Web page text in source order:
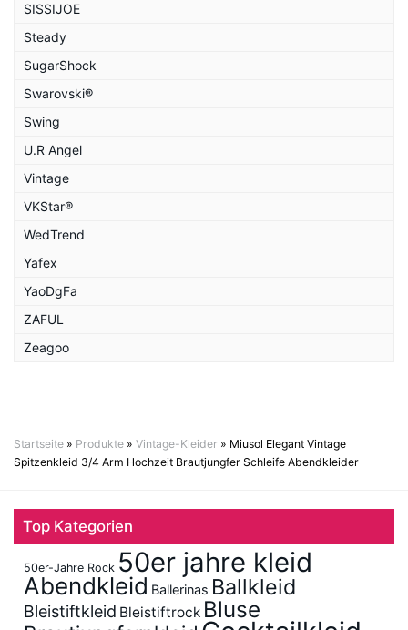
SISSIJOE
Steady
SugarShock
Swarovski®
Swing
U.R Angel
Vintage
VKStar®
WedTrend
Yafex
YaoDgFa
ZAFUL
Zeagoo
Startseite » Produkte » Vintage-Kleider » Miusol Elegant Vintage
Spitzenkleid 3/4 Arm Hochzeit Brautjungfer Schleife Abendkleider
Top Kategorien
50er-Jahre Rock 50er jahre kleid
Abendkleid Ballerinas Ballkleid
Bleistiftkleid Bleistiftrock Bluse